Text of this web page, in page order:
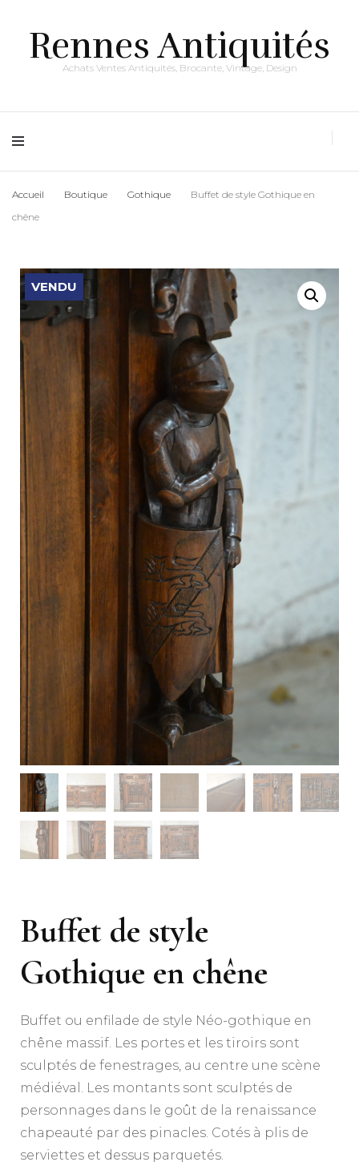
Rennes Antiquités
Achats Ventes Antiquités, Brocante, Vintage, Design
Accueil Boutique Gothique
Buffet de style Gothique en
chêne
VENDU
Buffet de style
Gothique en chêne
Buffet ou enfilade de style Néo-gothique en
chêne massif. Les portes et les tiroirs sont
sculptés de fenestrages, au centre une scène
médiéval. Les montants sont sculptés de
personnages dans le goût de la renaissance
chapeauté par des pinacles. Cotés à plis de
serviettes et dessus parquetés.